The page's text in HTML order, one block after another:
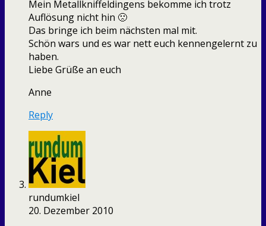
Mein Metallkniffeldingens bekomme ich trotz
Auflösung nicht hin 🙁
Das bringe ich beim nächsten mal mit.
Schön wars und es war nett euch kennengelernt zu
haben.
Liebe Grüße an euch
Anne
Reply
rundumkiel
20. Dezember 2010